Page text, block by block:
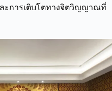
ะการเติบโตทางจิตวิญญาณที่